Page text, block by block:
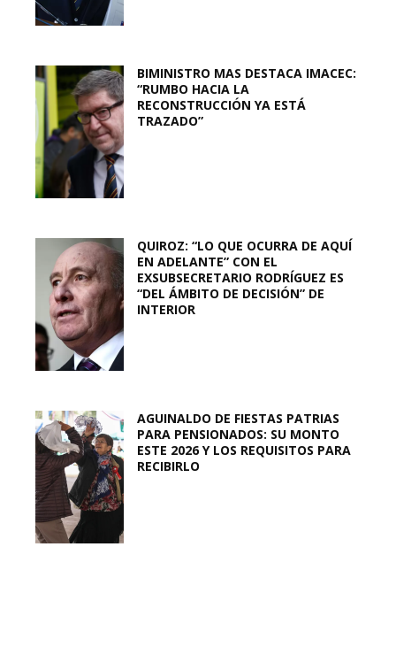
BIMINISTRO MAS DESTACA IMACEC:
“RUMBO HACIA LA
RECONSTRUCCIÓN YA ESTÁ
TRAZADO”
QUIROZ: “LO QUE OCURRA DE AQUÍ
EN ADELANTE” CON EL
EXSUBSECRETARIO RODRÍGUEZ ES
“DEL ÁMBITO DE DECISIÓN” DE
INTERIOR
AGUINALDO DE FIESTAS PATRIAS
PARA PENSIONADOS: SU MONTO
ESTE 2026 Y LOS REQUISITOS PARA
RECIBIRLO